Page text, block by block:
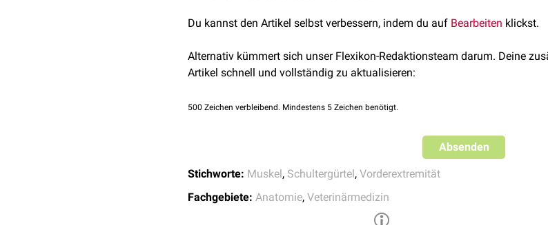
derCrista tuberculi majoris.
Innervation
Der Musculus cleidobrachialis wird vomNervus axillaris
Funktion
Nickel, Richard, August Schummer, and Eugen Seiferle. Band I:
Du kannst den Artikel selbst verbessern, indem du auf Bearbeiten klickst.
Alternativ kümmert sich unser Flexikon-Redaktionsteam darum. Deine
Artikel schnell und vollständig zu aktualisieren:
500 Zeichen verbleibend. Mindestens 5 Zeichen benötigt.
Absenden
Stichworte: Muskel, Schultergürtel, Vorderextremität
Fachgebiete: Anatomie, Veterinärmedizin